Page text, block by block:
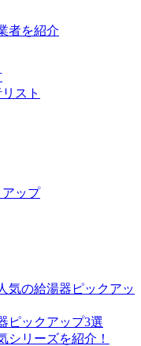
者を紹介
スト
ップ
気の給湯器ピックアッ
ピックアップ3選
シリーズを紹介！